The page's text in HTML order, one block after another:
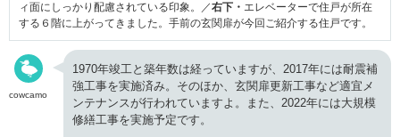
ィ面にしっかり配慮されている印象。／右下・ エレベーターで住戸が所在
する６階に上がってきました。手前の玄関扉が今回ご紹介する住戸です。
cowcamo
1970年竣工と築年数は経っていますが、2017年には耐震補
強工事を実施済み。そのほか、玄関扉更新工事など適宜メ
ンテナンスが行われていますよ。また、2022年には大規模
修繕工事を実施予定です。